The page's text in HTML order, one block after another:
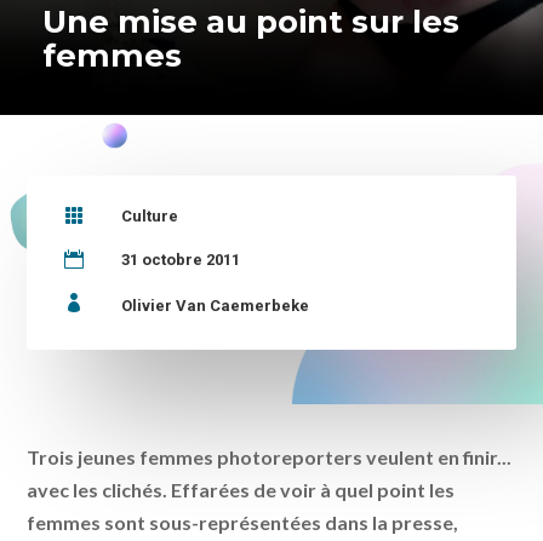
Une mise au point sur les
femmes
 Culture
 31 octobre 2011
 Olivier Van Caemerbeke
Trois jeunes femmes photoreporters veulent en finir...
avec les clichés. Effarées de voir à quel point les
femmes sont sous-représentées dans la presse,